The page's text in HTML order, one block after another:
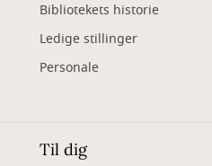
Bibliotekets historie
Ledige stillinger
Personale
Til dig